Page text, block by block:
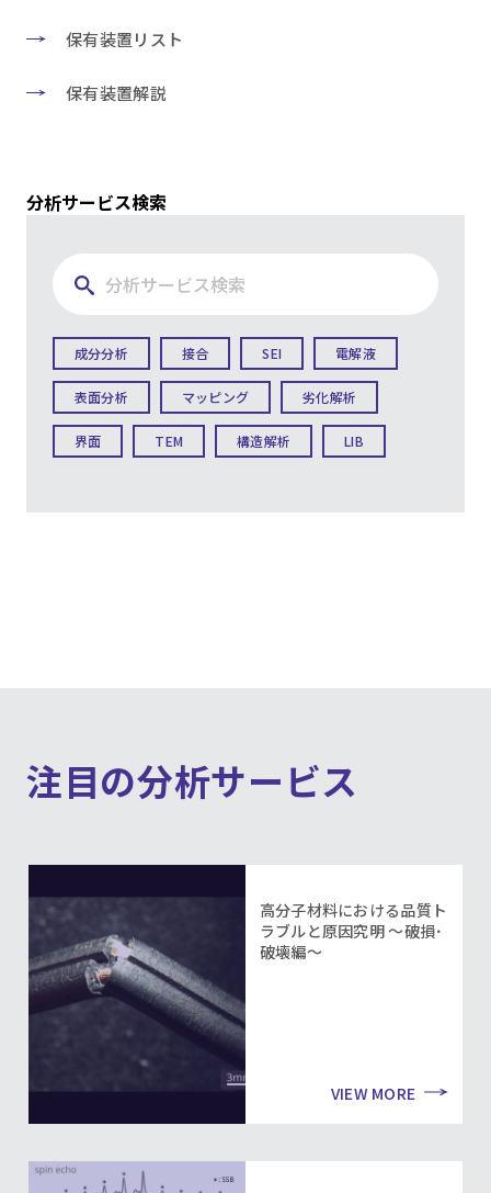
保有装置リスト
保有装置解説
分析サービス検索
成分分析 接合 SEI 電解液
表面分析 マッピング 劣化解析
界面 TEM 構造解析 LIB
注目の分析サービス
高分子材料における品質ト
ラブルと原因究明 ～破損･
破壊編～
VIEW MORE